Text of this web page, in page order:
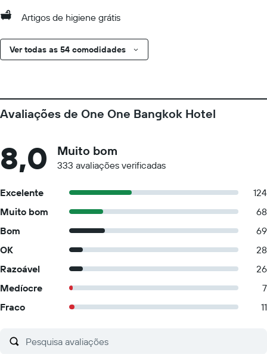
Artigos de higiene grátis
Ver todas as 54 comodidades
Avaliações de One One Bangkok Hotel
8,0 Muito bom
333 avaliações verificadas
Excelente
124
Muito bom
68
Bom
69
OK
28
Razoável
26
Medíocre
7
Fraco
11